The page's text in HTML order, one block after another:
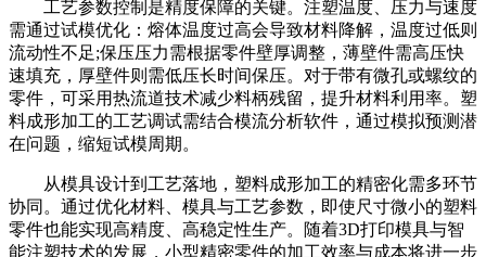
工艺参数控制是精度保障的关键。注塑温度、压力与速度
需通过试模优化：熔体温度过高会导致材料降解，温度过低则
流动性不足;保压压力需根据零件壁厚调整，薄壁件需高压快
速填充，厚壁件则需低压长时间保压。对于带有微孔或螺纹的
零件，可采用热流道技术减少料柄残留，提升材料利用率。塑
料成形加工的工艺调试需结合模流分析软件，通过模拟预测潜
在问题，缩短试模周期。
从模具设计到工艺落地，塑料成形加工的精密化需多环节
协同。通过优化材料、模具与工艺参数，即使尺寸微小的塑料
零件也能实现高精度、高稳定性生产。随着3D打印模具与智
能注塑技术的发展，小型精密零件的加工效率与成本将进一步